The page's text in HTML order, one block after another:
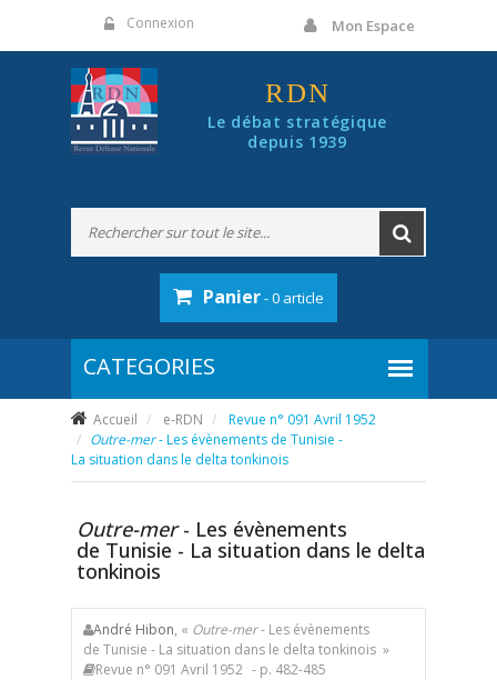
Connexion Mon Espace
RDN
Le débat stratégique
depuis 1939
Panier- 0 article
Accueil e-RDN
Revue n° 091 Avril 1952
Outre-mer- Les évènements de Tunisie -
La situation dans le delta tonkinois
Outre-mer- Les évènements
de Tunisie - La situation dans le delta
tonkinois
André Hibon, « Outre-mer- Les évènements
de Tunisie - La situation dans le delta tonkinois »
Revue n° 091 Avril 1952 - p. 482-485